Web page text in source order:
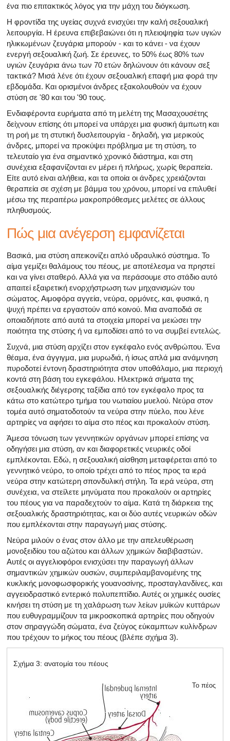
ένα πιο επιτακτικός λόγος για την μάχη του διόγκωση.
Η φροντίδα της υγείας συχνά ενισχύει την καλή σεξουαλική
λειτουργία. Η έρευνα επιβεβαιώνει ότι η πλειοψηφία των υγιών
ηλικιωμένων ζευγάρια μπορούν - και το κάνει - να έχουν
ενεργή σεξουαλική ζωή. Σε έρευνες, το 50% έως 80% των
υγιών ζευγάρια άνω των 70 ετών δηλώνουν ότι κάνουν σεξ
τακτικά? Μισά λένε ότι έχουν σεξουαλική επαφή μια φορά την
εβδομάδα. Και ορισμένοι άνδρες εξακολουθούν να έχουν
στύση σε '80 και του '90 τους.
Ενδιαφέροντα ευρήματα από τη μελέτη της Μασαχουσέτης
δείχνουν επίσης ότι μπορεί να υπάρχει μια φυσική άμπωτη και
τη ροή με τη στυτική δυσλειτουργία - δηλαδή, για μερικούς
άνδρες, μπορεί να προκύψει πρόβλημα με τη στύση, το
τελευταίο για ένα σημαντικό χρονικό διάστημα, και στη
συνέχεια εξαφανίζονται εν μέρει ή πλήρως, χωρίς θεραπεία.
Είτε αυτό είναι αλήθεια, και τα οποία οι άνδρες χρειάζονται
θεραπεία σε σχέση με βάμμα του χρόνου, μπορεί να επιλυθεί
μέσω της περαιτέρω μακροπρόθεσμες μελέτες σε άλλους
πληθυσμούς.
Πώς μια ανέγερση εμφανίζεται
Βασικά, μια στύση απεικονίζει απλό υδραυλικό σύστημα. Το
αίμα γεμίζει θαλάμους του πέους, με αποτέλεσμα να πρηστεί
και να γίνει σταθερό. Αλλά για να περάσουμε στο στάδιο αυτό
απαιτεί εξαιρετική ενορχήστρωση των μηχανισμών του
σώματος. Αιμοφόρα αγγεία, νεύρα, ορμόνες, και, φυσικά, η
ψυχή πρέπει να εργαστούν από κοινού. Μια αναποδιά σε
οποιαδήποτε από αυτά τα στοιχεία μπορεί να μειώσει την
ποιότητα της στύσης ή να εμποδίσει από το να συμβεί εντελώς.
Συχνά, μια στύση αρχίζει στον εγκέφαλο ενός ανθρώπου. Ένα
θέαμα, ένα άγγιγμα, μια μυρωδιά, ή ίσως απλά μια ανάμνηση
πυροδοτεί έντονη δραστηριότητα στον υποθάλαμο, μια περιοχή
κοντά στη βάση του εγκεφάλου. Ηλεκτρικά σήματα της
σεξουαλικής διέγερσης ταξίδια από τον εγκέφαλο προς τα
κάτω στο κατώτερο τμήμα του νωτιαίου μυελού. Νεύρα στον
τομέα αυτό σηματοδοτούν τα νεύρα στην πύελο, που λένε
αρτηρίες να αφήσει το αίμα στο πέος και προκαλούν στύση.
Άμεσα τόνωση των γεννητικών οργάνων μπορεί επίσης να
οδηγήσει μια στύση, αν και διαφορετικές νευρικές οδοί
εμπλέκονται. Εδώ, η σεξουαλική αίσθηση μεταφέρεται από το
γεννητικό νεύρο, το οποίο τρέχει από το πέος προς τα ιερά
νεύρα στην κατώτερη σπονδυλική στήλη. Τα ιερά νεύρα, στη
συνέχεια, να στείλετε μηνύματα που προκαλούν οι αρτηρίες
του πέους για να παραδεχτούν το αίμα. Κατά τη διάρκεια της
σεξουαλικής δραστηριότητας, και οι δύο αυτές νευρικών οδών
που εμπλέκονται στην παραγωγή μιας στύσης.
Νεύρα μιλούν ο ένας στον άλλο με την απελευθέρωση
μονοξειδίου του αζώτου και άλλων χημικών διαβιβαστών.
Αυτές οι αγγελιοφόροι ενισχύσει την παραγωγή άλλων
σημαντικών χημικών ουσιών, συμπεριλαμβανομένης της
κυκλικής μονοφωσφορικής γουανοσίνης, προσταγλανδίνες, και
αγγειοδραστικό εντερικό πολυπεπτίδιο. Αυτές οι χημικές ουσίες
κινήσει τη στύση με τη χαλάρωση των λείων μυϊκών κυττάρων
που ευθυγραμμίζουν τα μικροσκοπικά αρτηρίες που οδηγούν
στον σηραγγώδη σώματα, ένα ζεύγος εύκαμπτων κυλίνδρων
που τρέχουν το μήκος του πέους (βλέπε σχήμα 3).
Σχήμα 3: ανατομία του πέους
Το πέος